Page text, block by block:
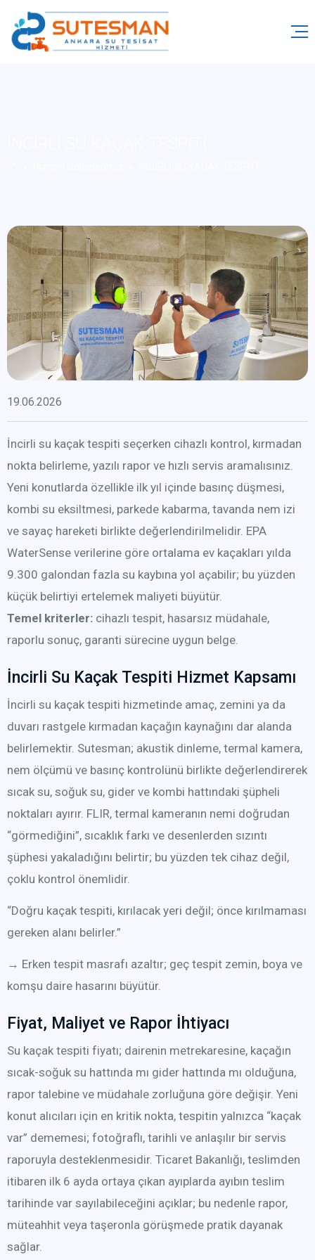
19.06.2026
İncirli su kaçak tespiti seçerken cihazlı kontrol, kırmadan
nokta belirleme, yazılı rapor ve hızlı servis aramalısınız.
Yeni konutlarda özellikle ilk yıl içinde basınç düşmesi,
kombi su eksiltmesi, parkede kabarma, tavanda nem izi
ve sayaç hareketi birlikte değerlendirilmelidir. EPA
WaterSense verilerine göre ortalama ev kaçakları yılda
9.300 galondan fazla su kaybına yol açabilir; bu yüzden
küçük belirtiyi ertelemek maliyeti büyütür.
Temel kriterler: cihazlı tespit, hasarsız müdahale,
raporlu sonuç, garanti sürecine uygun belge.
İncirli Su Kaçak Tespiti Hizmet Kapsamı
İncirli su kaçak tespiti hizmetinde amaç, zemini ya da
duvarı rastgele kırmadan kaçağın kaynağını dar alanda
belirlemektir. Sutesman; akustik dinleme, termal kamera,
nem ölçümü ve basınç kontrolünü birlikte değerlendirerek
sıcak su, soğuk su, gider ve kombi hattındaki şüpheli
noktaları ayırır. FLIR, termal kameranın nemi doğrudan
“görmediğini”, sıcaklık farkı ve desenlerden sızıntı
şüphesi yakaladığını belirtir; bu yüzden tek cihaz değil,
çoklu kontrol önemlidir.
“Doğru kaçak tespiti, kırılacak yeri değil; önce kırılmaması
gereken alanı belirler.”
→ Erken tespit masrafı azaltır; geç tespit zemin, boya ve
komşu daire hasarını büyütür.
Fiyat, Maliyet ve Rapor İhtiyacı
Su kaçak tespiti fiyatı; dairenin metrekaresine, kaçağın
sıcak-soğuk su hattında mı gider hattında mı olduğuna,
rapor talebine ve müdahale zorluğuna göre değişir. Yeni
konut alıcıları için en kritik nokta, tespitin yalnızca “kaçak
var” dememesi; fotoğraflı, tarihli ve anlaşılır bir servis
raporuyla desteklenmesidir. Ticaret Bakanlığı, teslimden
itibaren ilk 6 ayda ortaya çıkan ayıplarda ayıbın teslim
tarihinde var sayılabileceğini açıklar; bu nedenle rapor,
müteahhit veya taşeronla görüşmede pratik dayanak
sağlar.